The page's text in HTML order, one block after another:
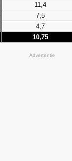
11,4
7,5
4,7
10,75
Advertentie